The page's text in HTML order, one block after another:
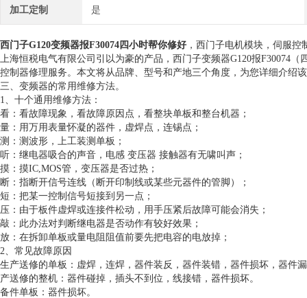
加工定制 是
西门子G120变频器报F30074四小时帮你修好 ，西门子电机模块，伺服
上海恒税电气有限公司引以为豪的产品，西门子变频器G120报F30074
控制器修理服务。本文将从品牌、型号和产地三个角度，为您详细介绍
三、变频器的常用维修方法。
1、十个通用维修方法：
看：看故障现象，看故障原因点，看整块单板和整台机器；
量：用万用表量怀凝的器件，虚焊点，连锡点；
测：测波形，上工装测单板；
听：继电器吸合的声音，电感 变压器 接触器有无啸叫声；
摸：摸IC,MOS管，变压器是否过热；
断：指断开信号连线（断开印制线或某些元器件的管脚）；
短：把某一控制信号短接到另一点；
压：由于板件虚焊或连接件松动，用手压紧后故障可能会消失；
敲：此办法对判断继电器是否动作有较好效果；
放：在拆卸单板或量电阻阻值前要先把电容的电放掉；
2、常见故障原因
生产送修的单板：虚焊，连焊，器件装反，器件装错，器件损坏，器件
产送修的整机：器件碰掉，插头不到位，线接错，器件损坏。
备件单板：器件损坏。